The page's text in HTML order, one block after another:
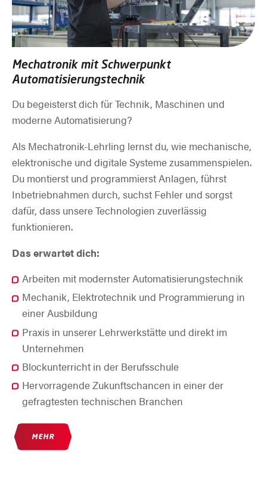
Mechatronik mit Schwerpunkt
Automatisierungstechnik
Du begeisterst dich für Technik, Maschinen und
moderne Automatisierung?
Als Mechatronik-Lehrling lernst du, wie mechanische,
elektronische und digitale Systeme zusammenspielen.
Du montierst und programmierst Anlagen, führst
Inbetriebnahmen durch, suchst Fehler und sorgst
dafür, dass unsere Technologien zuverlässig
funktionieren.
Das erwartet dich:
Arbeiten mit modernster Automatisierungstechnik
Mechanik, Elektrotechnik und Programmierung in
einer Ausbildung
Praxis in unserer Lehrwerkstätte und direkt im
Unternehmen
Blockunterricht in der Berufsschule
Hervorragende Zukunftschancen in einer der
gefragtesten technischen Branchen
MEHR